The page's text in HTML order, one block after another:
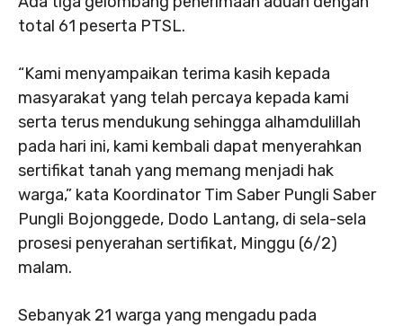
total 61 peserta PTSL.
“Kami menyampaikan terima kasih kepada
masyarakat yang telah percaya kepada kami
serta terus mendukung sehingga alhamdulillah
pada hari ini, kami kembali dapat menyerahkan
sertifikat tanah yang memang menjadi hak
warga,” kata Koordinator Tim Saber Pungli Saber
Pungli Bojonggede, Dodo Lantang, di sela-sela
prosesi penyerahan sertifikat, Minggu (6/2)
malam.
Sebanyak 21 warga yang mengadu pada